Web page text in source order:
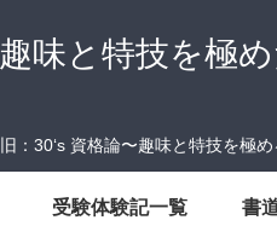
趣味と特技を極
旧：30‘s 資格論〜趣味と特技を極
受験体験記一覧 書